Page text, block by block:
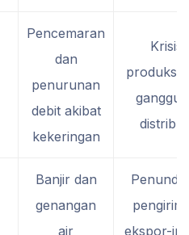
Pencemaran
dan
penurunan
debit akibat
kekeringan
Krisis
produksi
Banjir dan
genangan
air
ekspor-